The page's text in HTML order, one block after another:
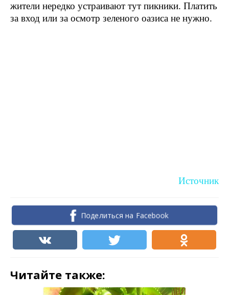
жители нередко устраивают тут пикники. Платить
за вход или за осмотр зеленого оазиса не нужно.
Источник
Поделиться на Facebook
Читайте также: